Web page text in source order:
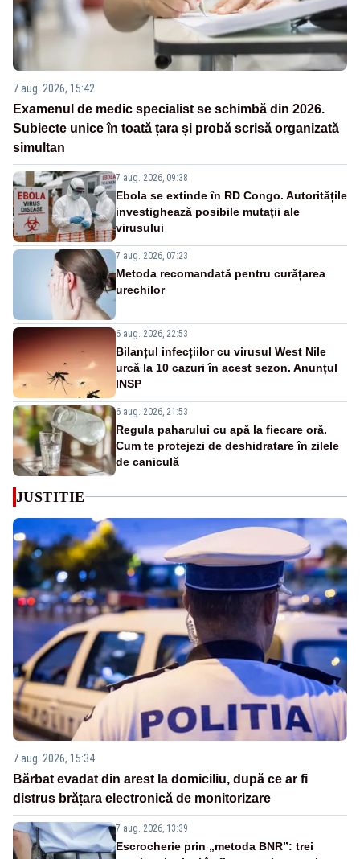
7 aug. 2026, 15:42
Examenul de medic specialist se schimbă din 2026.
Subiecte unice în toată țara și probă scrisă organizată
simultan
7 aug. 2026, 09:38
Ebola se extinde în RD Congo. Autoritățile
investighează posibile mutații ale
virusului
7 aug. 2026, 07:23
Metoda recomandată pentru curățarea
urechilor
6 aug. 2026, 22:53
Bilanțul infecțiilor cu virusul West Nile
urcă la 10 cazuri în acest sezon. Anunțul
INSP
6 aug. 2026, 21:53
Regula paharului cu apă la fiecare oră.
Cum te protejezi de deshidratare în zilele
de caniculă
JUSTITIE
7 aug. 2026, 15:34
Bărbat evadat din arest la domiciliu, după ce ar fi
distrus brățara electronică de monitorizare
7 aug. 2026, 13:39
Escrocherie prin „metoda BNR”: trei